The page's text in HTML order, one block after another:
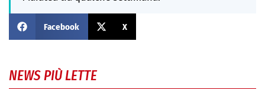
Facebook X
NEWS PIÙ LETTE